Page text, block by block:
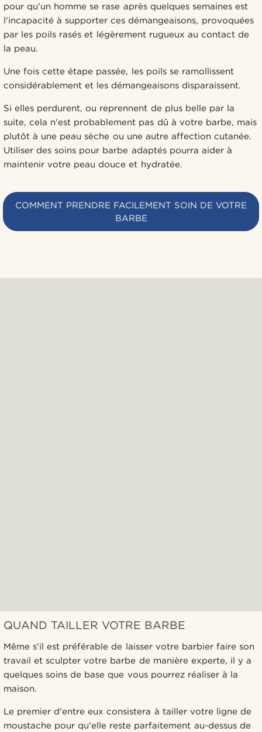
pour qu'un homme se rase après quelques semaines est
l'incapacité à supporter ces démangeaisons, provoquées
par les poils rasés et légèrement rugueux au contact de
la peau.
Une fois cette étape passée, les poils se ramollissent
considérablement et les démangeaisons disparaissent.
Si elles perdurent, ou reprennent de plus belle par la
suite, cela n'est probablement pas dû à votre barbe, mais
plutôt à une peau sèche ou une autre affection cutanée.
Utiliser des soins pour barbe adaptés pourra aider à
maintenir votre peau douce et hydratée.
COMMENT PRENDRE FACILEMENT SOIN DE VOTRE
BARBE
QUAND TAILLER VOTRE BARBE
Même s'il est préférable de laisser votre barbier faire son
travail et sculpter votre barbe de manière experte, il y a
quelques soins de base que vous pourrez réaliser à la
maison.
Le premier d'entre eux consistera à tailler votre ligne de
moustache pour qu'elle reste parfaitement au-dessus de